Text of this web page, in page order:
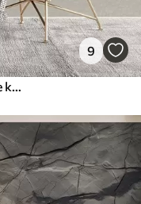
9
Et vertikalt, elegant trykk av prikkete kranser på en beige teksturert bakgrunn, noe som skaper en følelse av dybde og bevegelse